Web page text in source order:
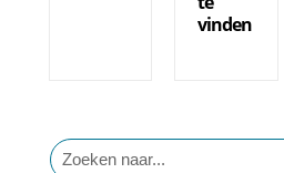
vinden